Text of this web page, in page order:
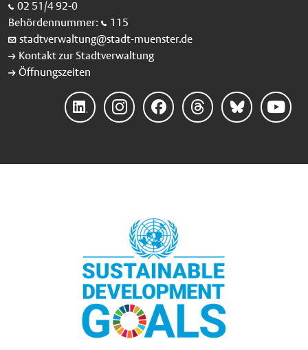
02 51/4 92-0
Behördennummer:
115
stadtverwaltung@stadt-muenster.de
Kontakt zur Stadtverwaltung
Öffnungszeiten